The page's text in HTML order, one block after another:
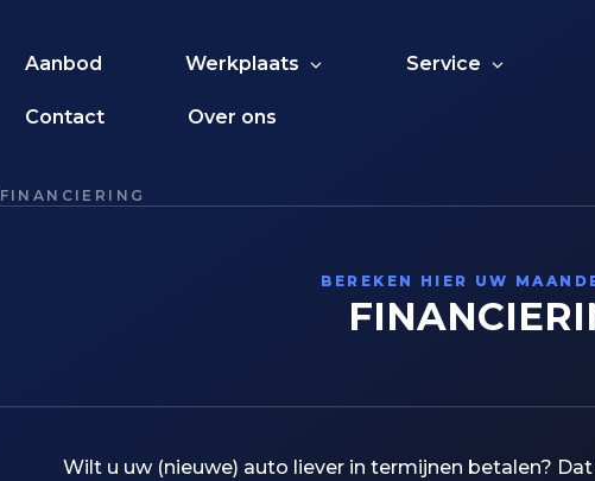
Aanbod Werkplaats Service
Contact Over ons
FINANCIERING
BEREKEN HIER UW
Wilt u uw (nieuwe) auto liever in termijnen betalen?